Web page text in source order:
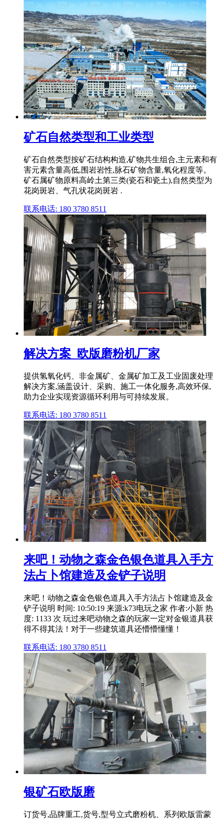
矿石自然类型和工业类型
矿石自然类型按矿石结构构造,矿物共生组合,主元素和有
害元素含量高低,围岩岩性,脉石矿物含量,氧化程度等。
矿石属矿物原料高岭土第三类(瓷石和瓷土),自然类型为
花岗斑岩、气孔状花岗斑岩 .
联系电话: 180 3780 8511
解决方案_欧版磨粉机厂家
提供氢氧化钙、非金属矿、金属矿加工及工业固废处理
解决方案,涵盖设计、采购、施工一体化服务,高效环保,
助力企业实现资源循环利用与可持续发展。
联系电话: 180 3780 8511
来吧！动物之森金色银色道具入手方
法占卜馆建造及金铲子说明
来吧！动物之森金色银色道具入手方法占卜馆建造及金
铲子说明 时间: 10:50:19 来源:k73电玩之家 作者:小新 热
度: 1133 次 玩过来吧动物之森的玩家一定对金银道具获
得不得其法！对于一些建筑道具还懵懵懂懂！
联系电话: 180 3780 8511
银矿石欧版磨
订货号,品牌重工,货号,型号立式磨粉机、系列欧版雷蒙